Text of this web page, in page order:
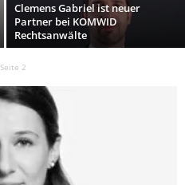
Clemens Gabriel ist neuer
Partner bei KOMWID
Rechtsanwälte
Seite 2